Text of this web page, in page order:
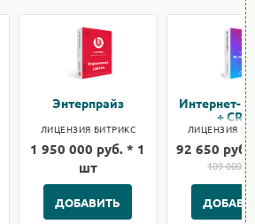
Энтерпрайз
ЛИЦЕНЗИЯ БИТРИКС
1 950 000 руб. * 1
шт
ДОБАВИТЬ
Интернет-
+ CRM
ЛИЦЕНЗИЯ
92 650 руб.
109 000